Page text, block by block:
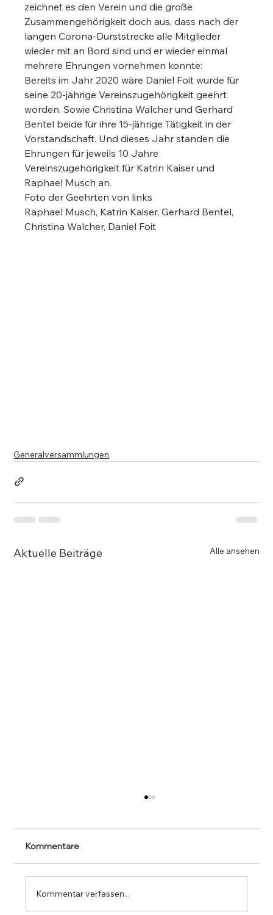
zeichnet es den Verein und die große
Zusammengehörigkeit doch aus, dass nach der
langen Corona-Durststrecke alle Mitglieder
wieder mit an Bord sind und er wieder einmal
mehrere Ehrungen vornehmen konnte:
Bereits im Jahr 2020 wäre Daniel Foit wurde für
seine 20-jährige Vereinszugehörigkeit geehrt
worden. Sowie Christina Walcher und Gerhard
Bentel beide für ihre 15-jährige Tätigkeit in der
Vorstandschaft. Und dieses Jahr standen die
Ehrungen für jeweils 10 Jahre
Vereinszugehörigkeit für Katrin Kaiser und
Raphael Musch an.
Foto der Geehrten von links
Raphael Musch, Katrin Kaiser, Gerhard Bentel,
Christina Walcher, Daniel Foit
Generalversammlungen
Aktuelle Beiträge Alle ansehen
Kommentare
Kommentar verfassen...